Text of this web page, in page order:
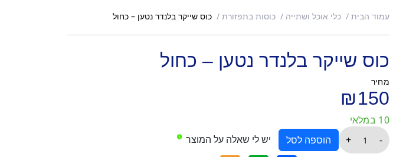
עמוד הבית כלי אוכל ושתייה כוסות בתפזורת כוס שייקר בלנדר נטען – כחול
כוס שייקר בלנדר נטען – כחול
מחיר
₪150
10 במלאי
-
כמות
+ הוספה לסל יש לי שאלה על המוצר